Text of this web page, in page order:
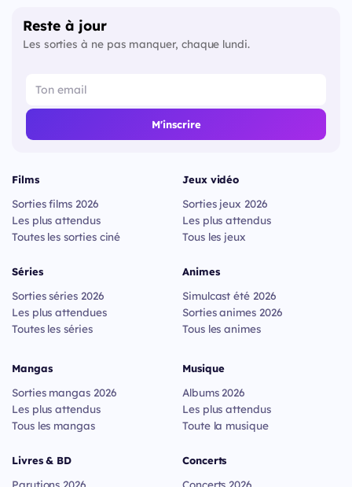
Reste à jour
Les sorties à ne pas manquer, chaque lundi.
M'inscrire
Films
Sorties films 2026
Les plus attendus
Toutes les sorties ciné
Séries
Sorties séries 2026
Les plus attendues
Toutes les séries
Jeux vidéo
Sorties jeux 2026
Les plus attendus
Tous les jeux
Animes
Simulcast été 2026
Sorties animes 2026
Tous les animes
Mangas
Sorties mangas 2026
Les plus attendus
Tous les mangas
Livres & BD
Parutions 2026
Musique
Albums 2026
Les plus attendus
Toute la musique
Concerts
Concerts 2026